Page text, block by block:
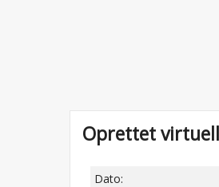
Oprettet
Dato: